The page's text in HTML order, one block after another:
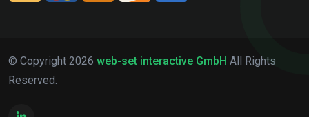
© Copyright 2026 web-set interactive GmbH All Rights
Reserved.